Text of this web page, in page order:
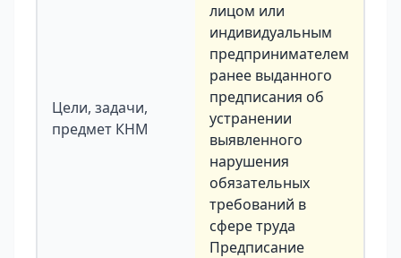
Цели, задачи,
предмет КНМ
лицом или
индивидуальным
предпринимателем
ранее выданного
предписания об
устранении
выявленного
нарушения
обязательных
требований в
сфере труда
Предписание